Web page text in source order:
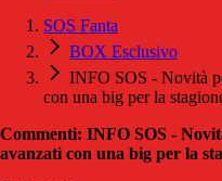
SOS Fanta
BOX Esclusivo
INFO SOS - Novità
con una big per la
Commenti: INFO SOS -
avanzati con una big per la